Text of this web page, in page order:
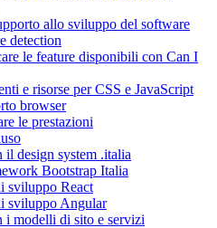
allo sviluppo del software
detection
le feature disponibili con Can I
e risorse per CSS e JavaScript
browser
le prestazioni
il design system .italia
Bootstrap Italia
sviluppo React
sviluppo Angular
i modelli di sito e servizi